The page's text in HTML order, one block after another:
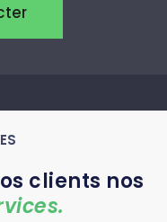
clients nos